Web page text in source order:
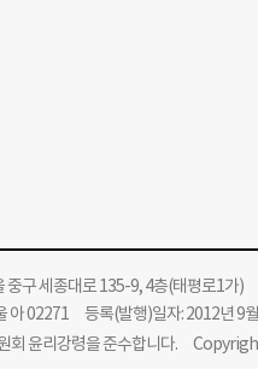
구 세종대로 135-9, 4층(태평로1가
아 02271 등록(발행)일자: 2012년
회 윤리강령을 준수합니다. Copyright